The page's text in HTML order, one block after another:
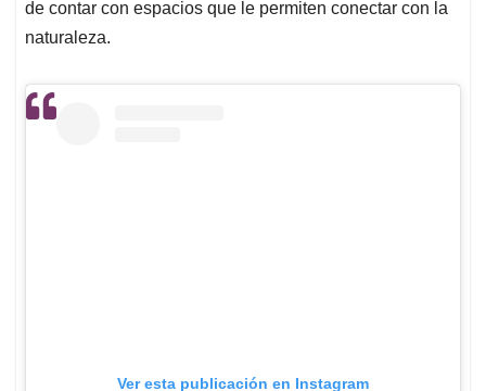
de contar con espacios que le permiten conectar con la
naturaleza.
Ver esta publicación en Instagram